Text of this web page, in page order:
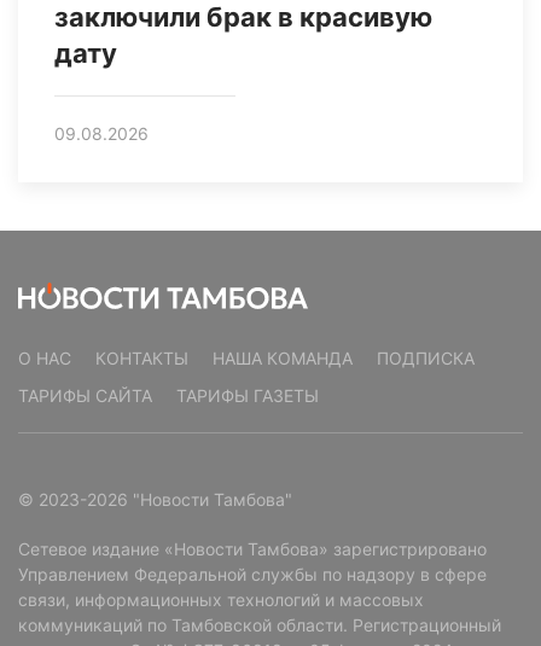
заключили брак в красивую
дату
09.08.2026
О НАС КОНТАКТЫ НАША КОМАНДА
ПОДПИСКА
ТАРИФЫ САЙТА
ТАРИФЫ ГАЗЕТЫ
© 2023-2026 "Новости Тамбова"
Сетевое издание «Новости Тамбова» зарегистрировано
Управлением Федеральной службы по надзору в сфере
связи, информационных технологий и массовых
коммуникаций по Тамбовской области. Регистрационный